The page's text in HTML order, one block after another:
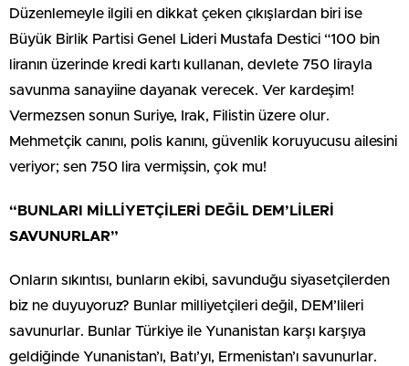
Düzenlemeyle ilgili en dikkat çeken çıkışlardan biri ise
Büyük Birlik Partisi Genel Lideri Mustafa Destici “100 bin
liranın üzerinde kredi kartı kullanan, devlete 750 lirayla
savunma sanayiine dayanak verecek. Ver kardeşim!
Vermezsen sonun Suriye, Irak, Filistin üzere olur.
Mehmetçik canını, polis kanını, güvenlik koruyucusu ailesini
veriyor; sen 750 lira vermişsin, çok mu!
“BUNLARI MİLLİYETÇİLERİ DEĞİL DEM’LİLERİ
SAVUNURLAR”
Onların sıkıntısı, bunların ekibi, savunduğu siyasetçilerden
biz ne duyuyoruz? Bunlar milliyetçileri değil, DEM’lileri
savunurlar. Bunlar Türkiye ile Yunanistan karşı karşıya
geldiğinde Yunanistan’ı, Batı’yı, Ermenistan’ı savunurlar.